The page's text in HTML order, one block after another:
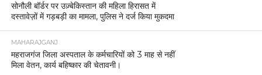
सोनौली बॉर्डर पर उज़्बेकिस्तान की महिला हिरासत में
दस्तावेज़ों में गड़बड़ी का मामला, पुलिस ने दर्ज किया मुकदमा
MAHARAJGANJ
महराजगंज जिला अस्पताल के कर्मचारियों को 3 माह से नहीं
मिला वेतन, कार्य बहिष्कार की चेतावनी।